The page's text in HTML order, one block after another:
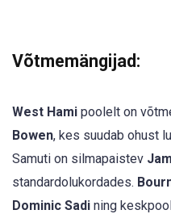
Võtmemängijad:
West Hami poolelt on
Bowen, kes suudab ohust
Samuti on silmapaistev
standardolukordades.
Dominic Sadi ning